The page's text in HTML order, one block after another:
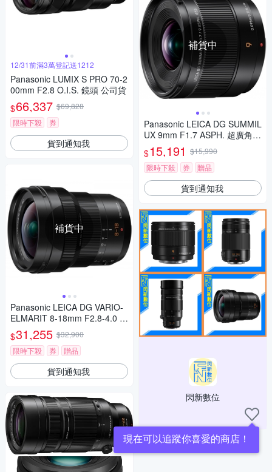
12/31前滿3萬登記送1212
Panasonic LUMIX S PRO 70-2
00mm F2.8 O.I.S. 鏡頭 公司貨
$66,337 $69,828
限時下殺
券
貨到通知我
補貨中
Panasonic LEICA DG VARIO-
ELMARIT 8-18mm F2.8-4.0 A
SPH. 廣角變焦鏡頭 公司貨
$31,255 $32,900
限時下殺
券 贈品
貨到通知我
補貨中
Panasonic LEICA DG SUMMIL
UX 9mm F1.7 ASPH. 超廣角
定焦鏡頭 公司貨 H-X09GC
$15,191 $15,990
限時下殺
券 贈品
貨到通知我
閃新數位
現在可以追蹤你喜愛的商店！